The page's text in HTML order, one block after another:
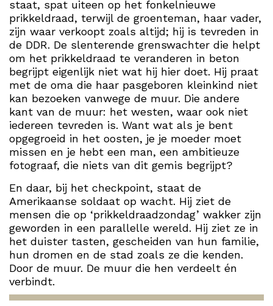
staat, spat uiteen op het fonkelnieuwe
prikkeldraad, terwijl de groenteman, haar vader,
zijn waar verkoopt zoals altijd; hij is tevreden in
de DDR. De slenterende grenswachter die helpt
om het prikkeldraad te veranderen in beton
begrijpt eigenlijk niet wat hij hier doet. Hij praat
met de oma die haar pasgeboren kleinkind niet
kan bezoeken vanwege de muur. Die andere
kant van de muur: het westen, waar ook niet
iedereen tevreden is. Want wat als je bent
opgegroeid in het oosten, je je moeder moet
missen en je hebt een man, een ambitieuze
fotograaf, die niets van dit gemis begrijpt?
En daar, bij het checkpoint, staat de
Amerikaanse soldaat op wacht. Hij ziet de
mensen die op ‘prikkeldraadzondag’ wakker zijn
geworden in een parallelle wereld. Hij ziet ze in
het duister tasten, gescheiden van hun familie,
hun dromen en de stad zoals ze die kenden.
Door de muur. De muur die hen verdeelt én
verbindt.